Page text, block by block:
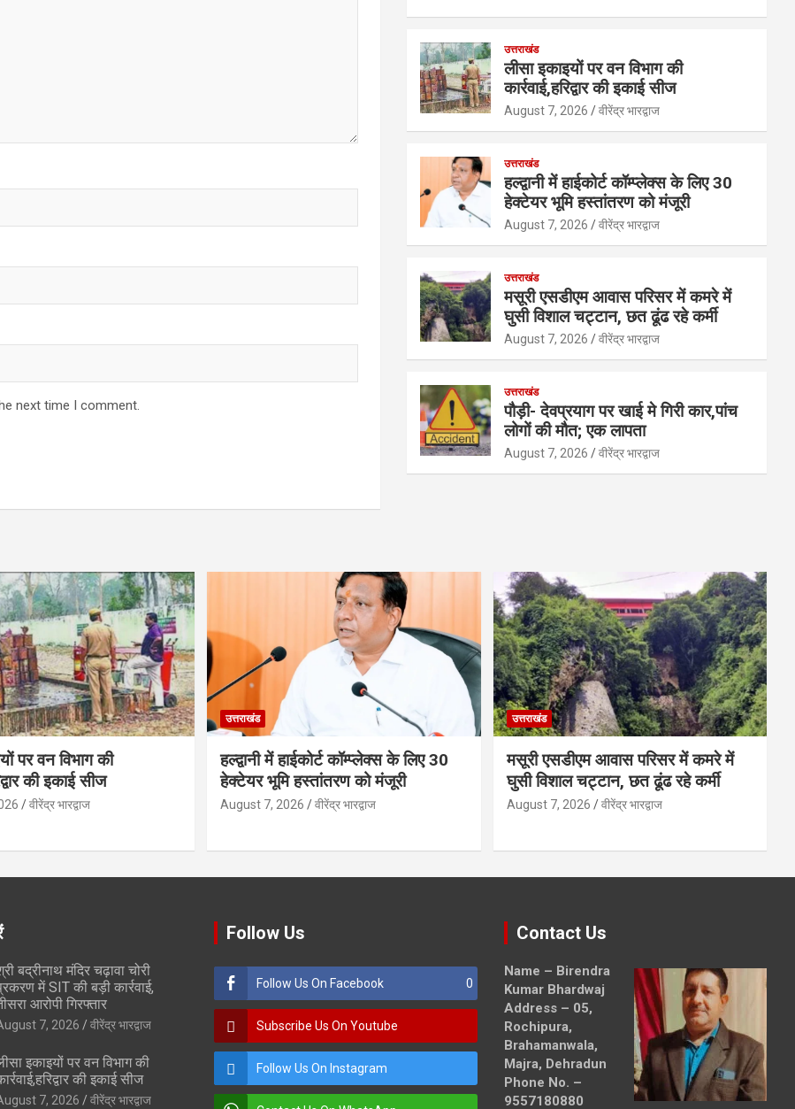
next time I comment.
उत्तराखंड
लीसा इकाइयों पर वन विभाग की
कार्रवाई,हरिद्वार की इकाई सीज
August 7, 2026 वीरेंद्र भारद्वाज
उत्तराखंड
हल्द्वानी में हाईकोर्ट कॉम्प्लेक्स के लिए 30
हेक्टेयर भूमि हस्तांतरण को मंजूरी
August 7, 2026 वीरेंद्र भारद्वाज
उत्तराखंड
मसूरी एसडीएम आवास परिसर में कमरे में
घुसी विशाल चट्टान, छत ढूंढ रहे कर्मी
August 7, 2026 वीरेंद्र भारद्वाज
उत्तराखंड
पौड़ी- देवप्रयाग पर खाई मे गिरी कार,पांच
लोगों की मौत; एक लापता
August 7, 2026 वीरेंद्र भारद्वाज
पर वन विभाग की
की इकाई सीज
वीरेंद्र भारद्वाज
उत्तराखंड
हल्द्वानी में हाईकोर्ट कॉम्प्लेक्स के लिए 30
हेक्टेयर भूमि हस्तांतरण को मंजूरी
August 7, 2026 वीरेंद्र भारद्वाज
उत्तराखंड
मसूरी एसडीएम आवास परिसर में कमरे में
घुसी विशाल चट्टान, छत ढूंढ रहे कर्मी
August 7, 2026 वीरेंद्र भारद्वाज
बद्रीनाथ मंदिर चढ़ावा चोरी
में SIT की बड़ी कार्रवाई,
आरोपी गिरफ्तार
7, 2026 वीरेंद्र भारद्वाज
इकाइयों पर वन विभाग की
की इकाई सीज
7, 2026 वीरेंद्र भारद्वाज
Follow Us
Follow Us On Facebook 0
Subscribe Us On Youtube
Follow Us On Instagram
Contact Us
Name – Birendra
Kumar Bhardwaj
Address – 05,
Rochipura,
Brahamanwala,
Majra, Dehradun
Phone No. –
9557180880